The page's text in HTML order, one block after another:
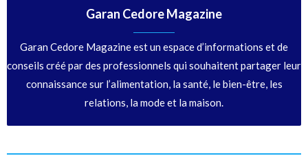
Garan Cedore Magazine
Garan Cedore Magazine est un espace d’informations et de
conseils créé par des professionnels qui souhaitent partager leur
connaissance sur l’alimentation, la santé, le bien-être, les
relations, la mode et la maison.